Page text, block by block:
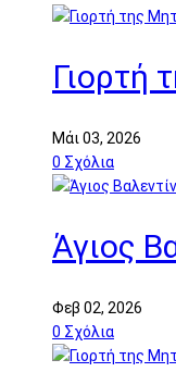
Γιορτή
Μάι 03, 2026
0 Σχόλια
Άγιος
Φεβ 02, 2026
0 Σχόλια